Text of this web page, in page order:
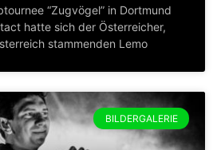
“Zugvögel” in Dortmund
hatte sich der Österreicher,
stammenden Lemo
BILDERGALERIE